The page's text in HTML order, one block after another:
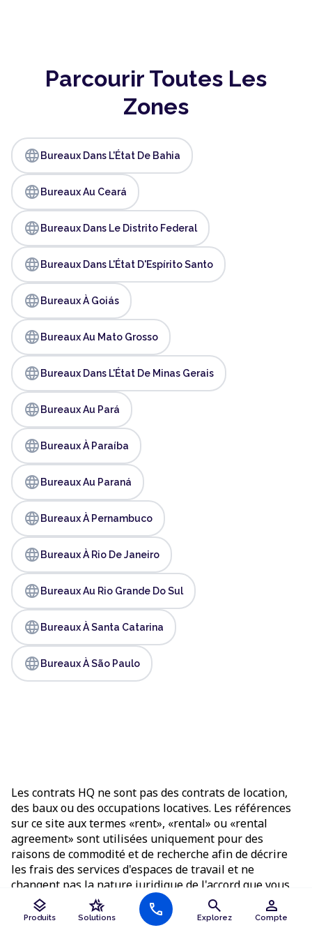
layers
Produits
hotel_class
Solutions call search
Explorez
person
Compte
Parcourir Toutes Les
Zones
language Bureaux Dans L'État De Bahia
language Bureaux Au Ceará
language Bureaux Dans Le Distrito Federal
language Bureaux Dans L'État D'Espírito Santo
language Bureaux À Goiás
language Bureaux Au Mato Grosso
language Bureaux Dans L'État De Minas Gerais
language Bureaux Au Pará
language Bureaux À Paraíba
language Bureaux Au Paraná
language Bureaux À Pernambuco
language Bureaux À Rio De Janeiro
language Bureaux Au Rio Grande Do Sul
language Bureaux À Santa Catarina
language Bureaux À São Paulo
Les contrats HQ ne sont pas des contrats de location,
des baux ou des occupations locatives. Les références
sur ce site aux termes «rent», «rental» ou «rental
agreement» sont utilisées uniquement pour des
raisons de commodité et de recherche afin de décrire
les frais des services d'espaces de travail et ne
changent pas la nature juridique de l'accord que vous
concluez.